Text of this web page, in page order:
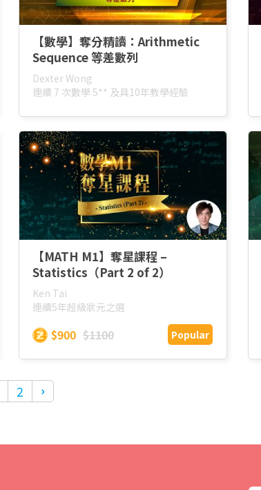
【數學】奪分精讀：Arithmetic
Sequence 等差數列
Dexter Wong
連續 7 次數學 5** 及具10年教學經驗
【MATH M1】奪星課程 –
Statistics（Part 2 of 2）
Ken Tai
連續5年超級狀元之選
$900 $1100 Popular
›
2